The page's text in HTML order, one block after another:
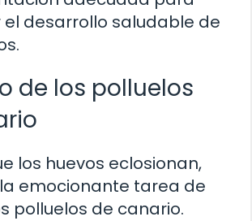
desarrollo saludable de
de los polluelos
los huevos eclosionan,
emocionante tarea de
polluelos de canario.